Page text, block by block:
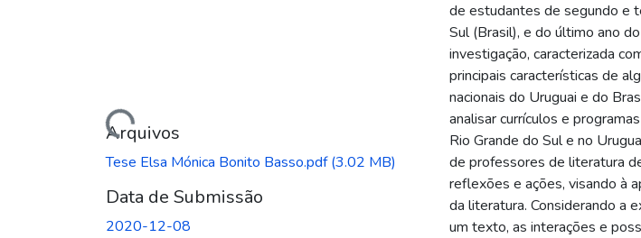
Carregando...
Arquivos
Tese Elsa Mónica Bonito Basso.pdf(3.02 MB)
Data de Submissão
2020-12-08
de estudantes de segundo e
Sul (Brasil), e do último ano
investigação, caracterizada
principais características de
nacionais do Uruguai e do
analisar currículos e
Rio Grande do Sul e no
de professores de literatura
reflexões e ações, visando à
da literatura. Considerando a
um texto, as interações e